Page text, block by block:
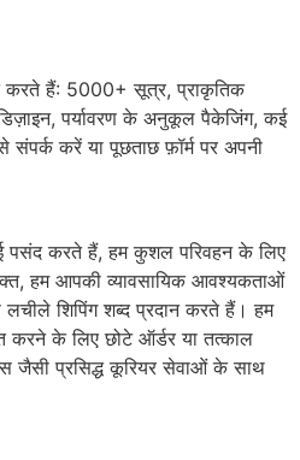
करते हैं: 5000+ सूत्र, प्राकृतिक
पर्यावरण के अनुकूल पैकेजिंग, कई
करें या पूछताछ फ़ॉर्म पर अपनी
पसंद करते हैं, हम कुशल परिवहन के लिए
हम आपकी व्यावसायिक आवश्यकताओं
शिपिंग शब्द प्रदान करते हैं। हम
करने के लिए छोटे ऑर्डर या तत्काल
जैसी प्रसिद्ध कूरियर सेवाओं के साथ